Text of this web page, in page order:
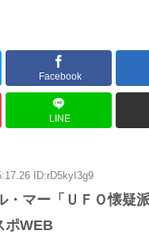
Facebook
LINE
ID:rD5kyI3g9
・マー「ＵＦＯ懐疑
ポWEB